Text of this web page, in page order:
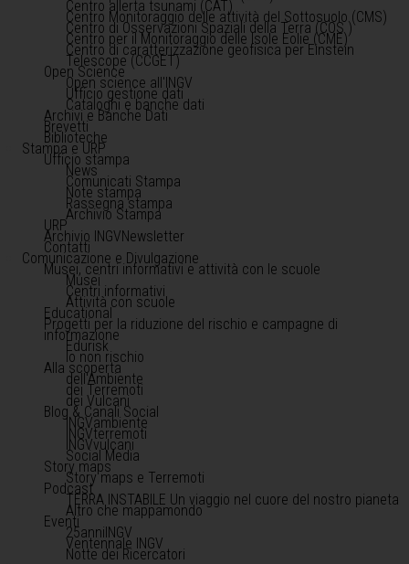
Centro allerta tsunami (CAT)
Centro Monitoraggio delle attività del Sottosuolo (CMS)
Centro di Osservazioni Spaziali della Terra (COS )
Centro per il Monitoraggio delle Isole Eolie (CME)
Centro di caratterizzazione geofisica per Einstein
Telescope (CCGET)
Open Science
Open science all'INGV
Ufficio gestione dati
Cataloghi e banche dati
Archivi e Banche Dati
Brevetti
Biblioteche
Stampa e URP
Ufficio stampa
News
Comunicati Stampa
Note stampa
Rassegna stampa
Archivio Stampa
URP
Archivio INGVNewsletter
Contatti
Comunicazione e Divulgazione
Musei, centri informativi e attività con le scuole
Musei
Centri informativi
Attività con scuole
Educational
Progetti per la riduzione del rischio e campagne di
informazione
Edurisk
Io non rischio
Alla scoperta
dell'Ambiente
dei Terremoti
dei Vulcani
Blog & Canali Social
INGVambiente
INGVterremoti
INGVvulcani
Social Media
Story maps
Story maps e Terremoti
Podcast
TERRA INSTABILE Un viaggio nel cuore del nostro pianeta
Altro che mappamondo
Eventi
25anniINGV
Ventennale INGV
Notte dei Ricercatori